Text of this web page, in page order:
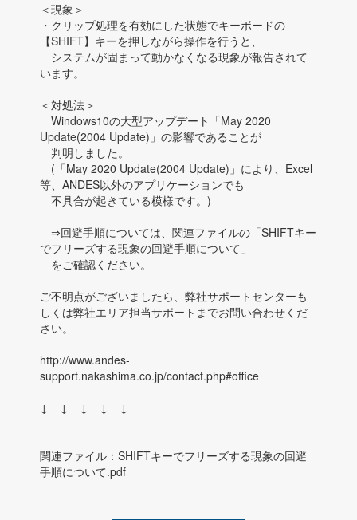
＜現象＞
・クリップ処理を有効にした状態でキーボードの
【SHIFT】キーを押しながら操作を行うと、
システムが固まって動かなくなる現象が報告されて
います。
＜対処法＞
Windows10の大型アップデート「May 2020
Update(2004 Update)」の影響であることが
判明しました。
(「May 2020 Update(2004 Update)」により、Excel
等、ANDES以外のアプリケーションでも
不具合が起きている模様です。)
⇒回避手順については、関連ファイルの「SHIFTキー
でフリーズする現象の回避手順について」
をご確認ください。
ご不明点がございましたら、弊社サポートセンターも
しくは弊社エリア担当サポートまでお問い合わせくだ
さい。
http://www.andes-
support.nakashima.co.jp/contact.php#office
↓ ↓ ↓ ↓ ↓
関連ファイル： SHIFTキーでフリーズする現象の回避
手順について.pdf